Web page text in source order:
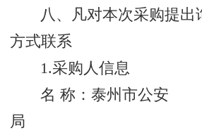
八、凡对本次采购提出
方式联系
1.采购人信息
名 称：泰州市公安
局